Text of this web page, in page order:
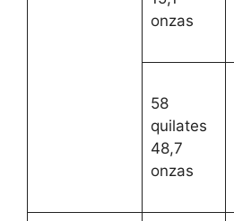
onzas
58
quilates
48,7
onzas